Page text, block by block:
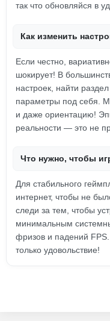
так что обновляйся в
Как изменить
Если честно,
шокирует! В
настроек, найти
параметры под себя.
и даже ориентацию!
реальности — это не
Что нужно, чтобы
Для стабильного
интернет, чтобы не
следи за тем, чтобы
минимальным
фризов и падений FPS.
только удовольствие!